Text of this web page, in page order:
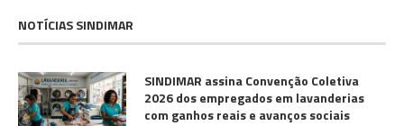
NOTÍCIAS SINDIMAR
SINDIMAR assina Convenção Coletiva
2026 dos empregados em lavanderias
com ganhos reais e avanços sociais